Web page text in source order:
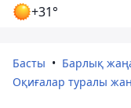
+31°
Басты
Барлық
Оқиғалар туралы